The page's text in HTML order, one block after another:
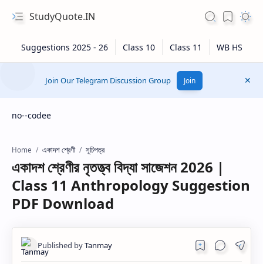
StudyQuote.IN
Join Our Telegram Discussion Group Join
no--codee
Home একাদশ শ্রেণী সূচিপত্র
একাদশ শ্রেণীর নৃতত্ত্ব বিদ্যা সাজেশন 2026 |
Class 11 Anthropology Suggestion
PDF Download